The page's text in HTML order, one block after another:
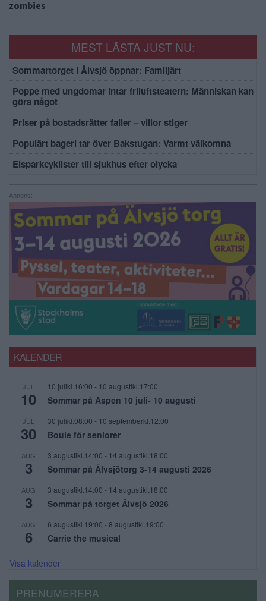
zombies
MEST LÄSTA JUST NU:
Sommartorget i Älvsjö öppnar: Familjärt
Poppe med ungdomar intar friluftsteatern: Människan kan
göra något
Priser på bostadsrätter faller – villor stiger
Populärt bageri tar över Bakstugan: Varmt välkomna
Elsparkcyklister till sjukhus efter olycka
Annons:
KALENDER
JUL
10
10 julikl.16:00 - 10 augustikl.17:00
Sommar på Aspen 10 juli- 10 augusti
JUL
30
30 julikl.08:00 - 10 septemberkl.12:00
Boule för seniorer
AUG
3
3 augustikl.14:00 - 14 augustikl.18:00
Sommar på Älvsjötorg 3-14 augusti 2026
AUG
3
3 augustikl.14:00 - 14 augustikl.18:00
Sommar på torget Älvsjö 2026
AUG
6
6 augustikl.19:00 - 8 augustikl.19:00
Carrie the musical
Visa kalender
PRENUMERERA